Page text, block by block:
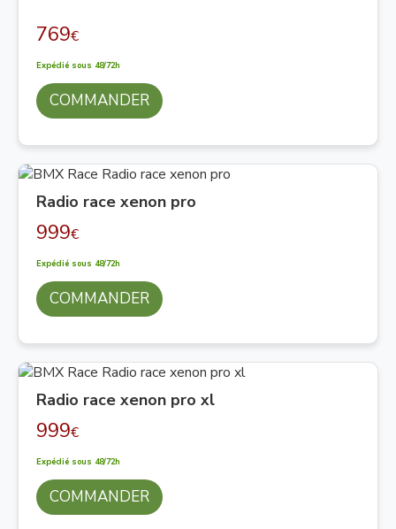
769€
Expédié sous 48/72h
COMMANDER
Radio race xenon pro
999€
Expédié sous 48/72h
COMMANDER
Radio race xenon pro xl
999€
Expédié sous 48/72h
COMMANDER